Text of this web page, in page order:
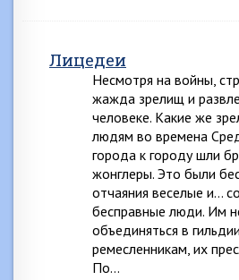
Лицедеи
Несмотря на войны,
жажда зрелищ и
человеке. Какие же
людям во времена
города к городу шли
жонглеры. Это были
отчаяния веселые и…
бесправные люди. Им
объединяться в
ремесленникам, их
По…